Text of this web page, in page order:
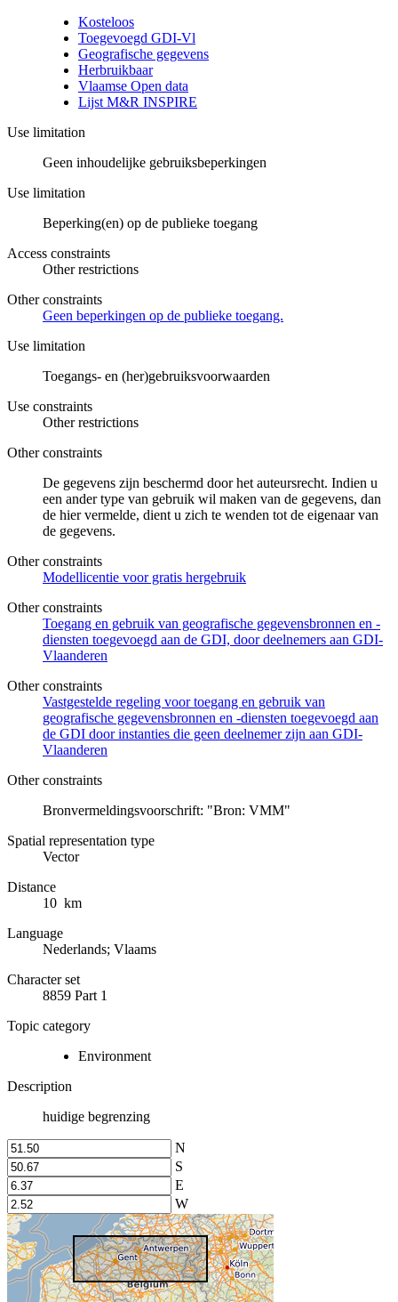
Kosteloos
Toegevoegd GDI-Vl
Geografische gegevens
Herbruikbaar
Vlaamse Open data
Lijst M&R INSPIRE
Use limitation
Geen inhoudelijke gebruiksbeperkingen
Use limitation
Beperking(en) op de publieke toegang
Access constraints
Other restrictions
Other constraints
Geen beperkingen op de publieke toegang.
Use limitation
Toegangs- en (her)gebruiksvoorwaarden
Use constraints
Other restrictions
Other constraints
De gegevens zijn beschermd door het auteursrecht. Indien u
een ander type van gebruik wil maken van de gegevens, dan
de hier vermelde, dient u zich te wenden tot de eigenaar van
de gegevens.
Other constraints
Modellicentie voor gratis hergebruik
Other constraints
Toegang en gebruik van geografische gegevensbronnen en -
diensten toegevoegd aan de GDI, door deelnemers aan GDI-
Vlaanderen
Other constraints
Vastgestelde regeling voor toegang en gebruik van
geografische gegevensbronnen en -diensten toegevoegd aan
de GDI door instanties die geen deelnemer zijn aan GDI-
Vlaanderen
Other constraints
Bronvermeldingsvoorschrift: "Bron: VMM"
Spatial representation type
Vector
Distance
10 km
Language
Nederlands; Vlaams
Character set
8859 Part 1
Topic category
Environment
Description
huidige begrenzing
N
S
E
W